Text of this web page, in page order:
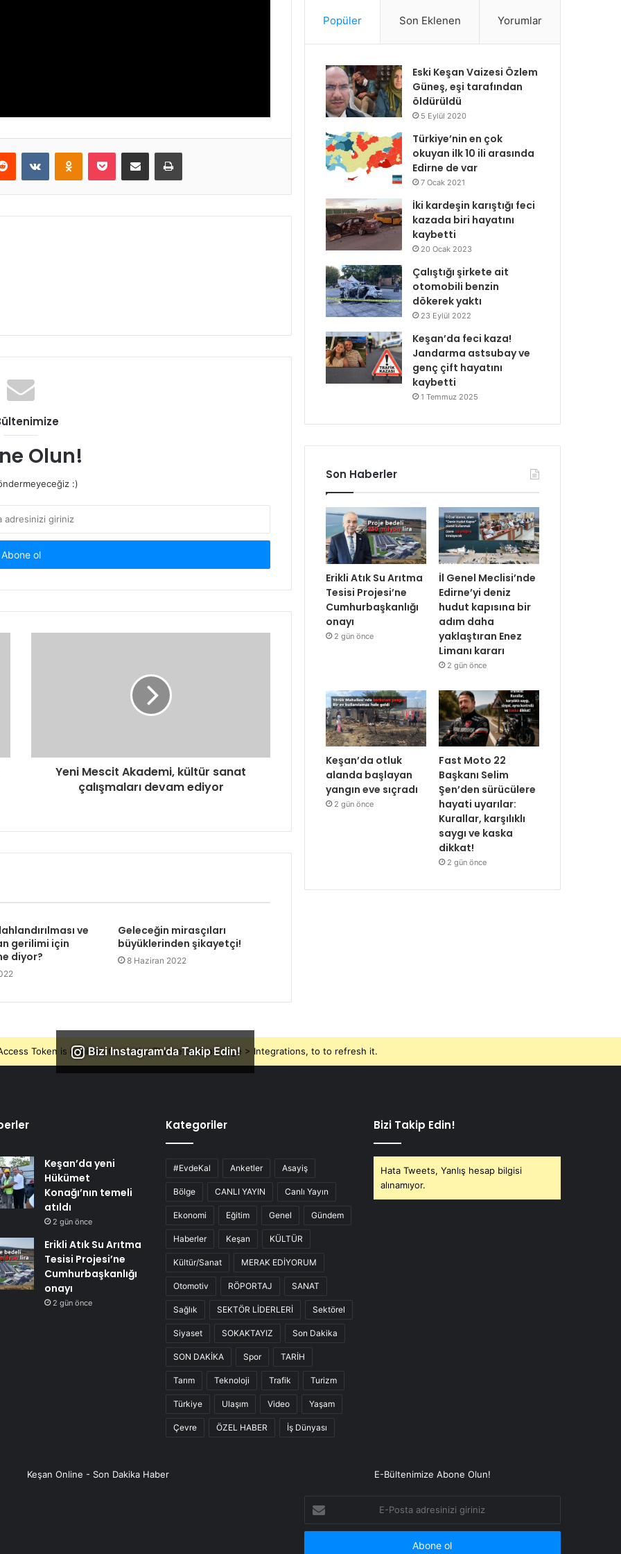
Olun!
:)
Yeni Mescit Akademi, kültür sanat
çalışmaları devam ediyor
ve
gerilimi için
diyor?
Geleceğin mirasçıları
büyüklerinden şikayetçi!
8 Haziran 2022
Popüler Son Eklenen Yorumlar
Eski Keşan Vaizesi Özlem
Güneş, eşi tarafından
öldürüldü
5 Eylül 2020
Türkiye’nin en çok
okuyan ilk 10 ili arasında
Edirne de var
7 Ocak 2021
İki kardeşin karıştığı feci
kazada biri hayatını
kaybetti
20 Ocak 2023
Çalıştığı şirkete ait
otomobili benzin
dökerek yaktı
23 Eylül 2022
Keşan’da feci kaza!
Jandarma astsubay ve
genç çift hayatını
kaybetti
1 Temmuz 2025
Son Haberler
Erikli Atık Su Arıtma
Tesisi Projesi’ne
Cumhurbaşkanlığı
onayı
2 gün önce
İl Genel Meclisi’nde
Edirne’yi deniz
hudut kapısına bir
adım daha
yaklaştıran Enez
Limanı kararı
2 gün önce
Keşan’da otluk
alanda başlayan
yangın eve sıçradı
2 gün önce
Fast Moto 22
Başkanı Selim
Şen’den sürücülere
hayati uyarılar:
Kurallar, karşılıklı
saygı ve kaska
dikkat!
2 gün önce
Bizi Instagram'da Takip Edin!
Token is expired, Go to the Theme options page > Integrations, to to refresh it.
Keşan’da yeni
Hükümet
Konağı’nın temeli
atıldı
2 gün önce
Erikli Atık Su Arıtma
Tesisi Projesi’ne
Cumhurbaşkanlığı
onayı
2 gün önce
Kategoriler
#EvdeKal Anketler Asayiş
Bölge CANLI YAYIN Canlı Yayın
Ekonomi Eğitim Genel Gündem
Haberler Keşan KÜLTÜR
Kültür/Sanat MERAK EDİYORUM
Otomotiv RÖPORTAJ SANAT
Sağlık SEKTÖR LİDERLERİ Sektörel
Siyaset SOKAKTAYIZ Son Dakika
SON DAKİKA Spor TARİH
Tarım Teknoloji Trafik Turizm
Türkiye Ulaşım Video Yaşam
Çevre ÖZEL HABER İş Dünyası
Bizi Takip Edin!
Hata Tweets, Yanlış hesap bilgisi
alınamıyor.
Keşan Online - Son Dakika Haber E-Bültenimize Abone Olun!
Posta
adresinizi